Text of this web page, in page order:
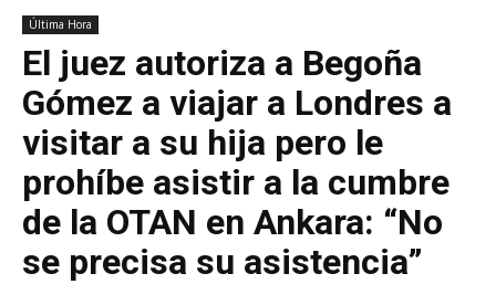
Última Hora
El juez autoriza a Begoña
Gómez a viajar a Londres a
visitar a su hija pero le
prohíbe asistir a la cumbre
de la OTAN en Ankara: “No
se precisa su asistencia”